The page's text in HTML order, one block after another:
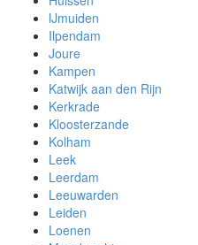
IJmuiden
Ilpendam
Joure
Kampen
Katwijk aan den Rijn
Kerkrade
Kloosterzande
Kolham
Leek
Leerdam
Leeuwarden
Leiden
Loenen